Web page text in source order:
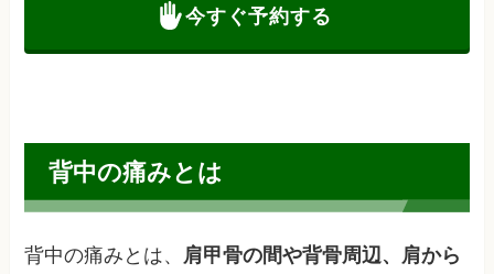
今すぐ予約する
背中の痛みとは
背中の痛みとは、 肩甲骨の間や背骨周辺、肩から